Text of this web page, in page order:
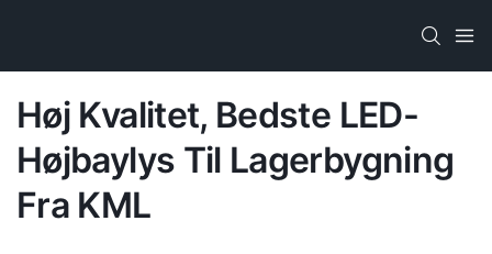
Høj Kvalitet, Bedste LED-
Højbaylys Til Lagerbygning
Fra KML